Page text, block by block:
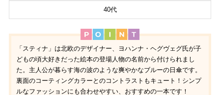
40代
「スティナ」は北欧のデザイナー、ヨハンナ・ヘグヴェグ氏が子
どもの頃大好きだった絵本の登場人物の名前から付けられまし
た。主人公が暮らす海の波のような爽やかなブルーの日傘です。
裏面のコーティングカラーとのコントラストもキュート！シンプ
ルなファッションにも合わせやすい、おすすめの一本です！